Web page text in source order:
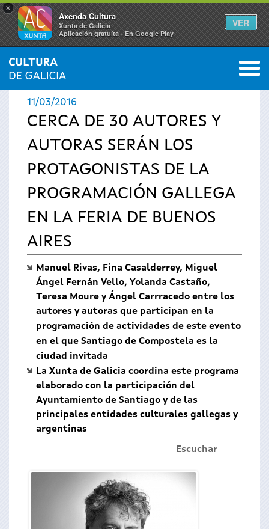
×
Axenda Cultura
Xunta de Galicia
Aplicación gratuíta - En Google Play
VER
Se
encuentra
usted
aquí
INICIO › ACTUALIDAD 0
11/03/2016
CERCA DE 30 AUTORES Y
AUTORAS SERÁN LOS
PROTAGONISTAS DE LA
PROGRAMACIÓN GALLEGA
EN LA FERIA DE BUENOS
AIRES
Manuel Rivas, Fina Casalderrey, Miguel
Ángel Fernán Vello, Yolanda Castaño,
Teresa Moure y Ángel Carrracedo entre los
autores y autoras que participan en la
programación de actividades de este evento
en el que Santiago de Compostela es la
ciudad invitada
La Xunta de Galicia coordina este programa
elaborado con la participación del
Ayuntamiento de Santiago y de las
principales entidades culturales gallegas y
argentinas
Escuchar